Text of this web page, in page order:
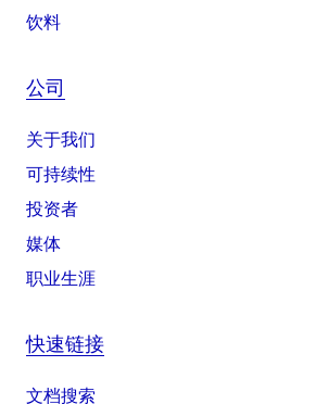
饮料
公司
关于我们
可持续性
投资者
媒体
职业生涯
快速链接
文档搜索